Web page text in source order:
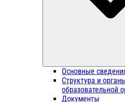
Основные
Структура и
образовательной
Документы